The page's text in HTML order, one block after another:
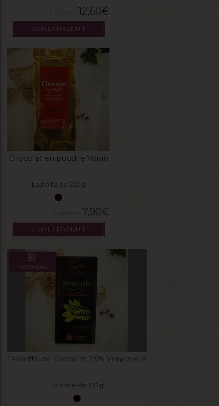
12,60€
VOIR LE PRODUIT
Chocolat en poudre Voisin
La boite de 250g
7,90€
VOIR LE PRODUIT
NOUVEAU
Tablette de chocolat 75% Venezuela
La boite de 100g